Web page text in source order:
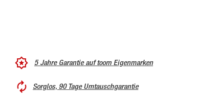
5 Jahre Garantie auf toom Eigenmarken
Sorglos, 90 Tage Umtauschgarantie